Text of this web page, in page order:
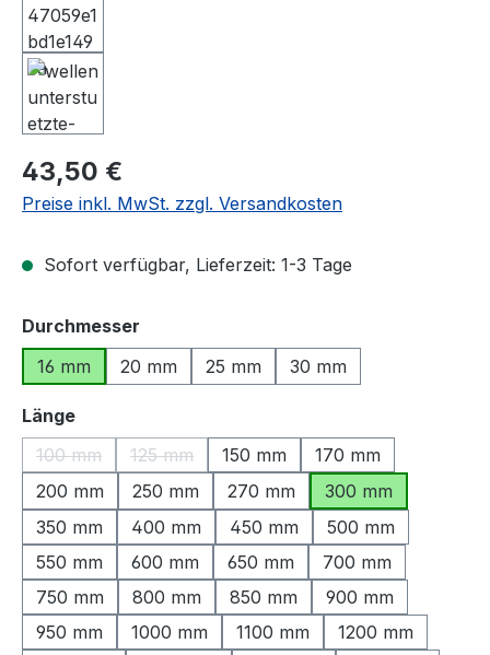
Regulärer Preis:
43,50 €
Preise inkl. MwSt. zzgl. Versandkosten
Sofort verfügbar, Lieferzeit: 1-3 Tage
Durchmesser
16 mm
20 mm 25 mm 30 mm
Längeauswählen
100 mm
(Diese Option ist zurzeit nicht verfügbar.)
125 mm
(Diese Option ist zurzeit nicht verfügbar.)
150 mm
170 mm
200 mm
250 mm 270 mm
300 mm
350 mm
400 mm 450 mm
500 mm
550 mm
600 mm 650 mm
700 mm
750 mm
800 mm 850 mm
900 mm
950 mm
1000 mm 1100 mm
1200 mm